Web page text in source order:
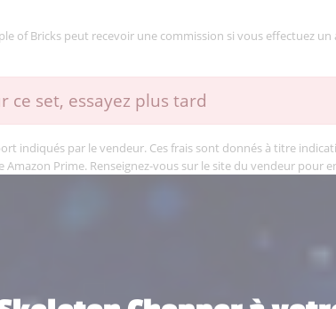
of Bricks peut recevoir une commission si vous effectuez un
set, essayez plus tard
indiqués par le vendeur. Ces frais sont donnés à titre
Prime. Renseignez-vous sur le site du vendeur pour